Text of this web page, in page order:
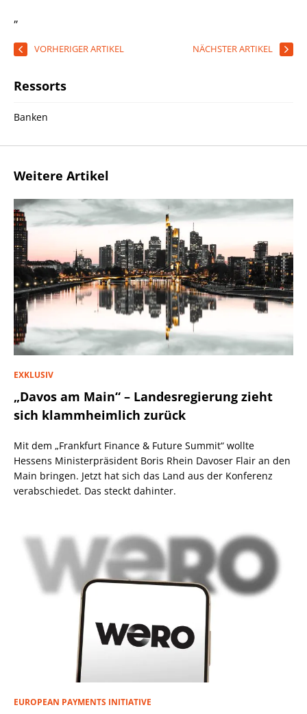
„
VORHERIGER ARTIKEL NÄCHSTER ARTIKEL
Ressorts
Banken
Weitere Artikel
EXKLUSIV
„Davos am Main“ – Landesregierung zieht
sich klammheimlich zurück
Mit dem „Frankfurt Finance & Future Summit“ wollte
Hessens Ministerpräsident Boris Rhein Davoser Flair an den
Main bringen. Jetzt hat sich das Land aus der Konferenz
verabschiedet. Das steckt dahinter.
EUROPEAN PAYMENTS INITIATIVE